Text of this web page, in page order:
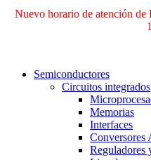
Nuevo horario de atención de
Semiconductores
Circuitos integrados
Memorias
Interfaces
Conversores
Reguladores